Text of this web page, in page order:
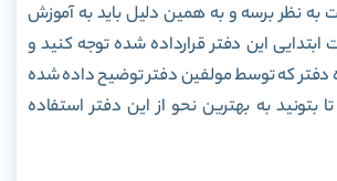
نظر برسه و به همین دلیل باید به آموزش
این دفتر قرارداده شده توجه کنید و
دفتر که توسط مولفین دفتر توضیح داده شده
بتونید به بهترین نحو از این دفتر استفاده